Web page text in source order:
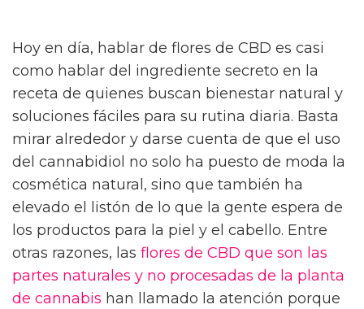
Hoy en día, hablar de flores de CBD es casi
como hablar del ingrediente secreto en la
receta de quienes buscan bienestar natural y
soluciones fáciles para su rutina diaria. Basta
mirar alrededor y darse cuenta de que el uso
del cannabidiol no solo ha puesto de moda la
cosmética natural, sino que también ha
elevado el listón de lo que la gente espera de
los productos para la piel y el cabello. Entre
otras razones, las flores de CBD que son las
partes naturales y no procesadas de la planta
de cannabis han llamado la atención porque